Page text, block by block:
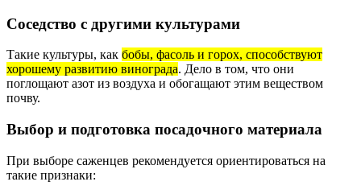
Соседство с другими культурами
Такие культуры, как бобы, фасоль и горох, способствуют
хорошему развитию винограда. Дело в том, что они
поглощают азот из воздуха и обогащают этим веществом
почву.
Выбор и подготовка посадочного материала
При выборе саженцев рекомендуется ориентироваться на
такие признаки: